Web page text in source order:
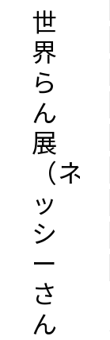
世
界
ら
ん
展
（ネ
ッ
シ
ー
さ
ん